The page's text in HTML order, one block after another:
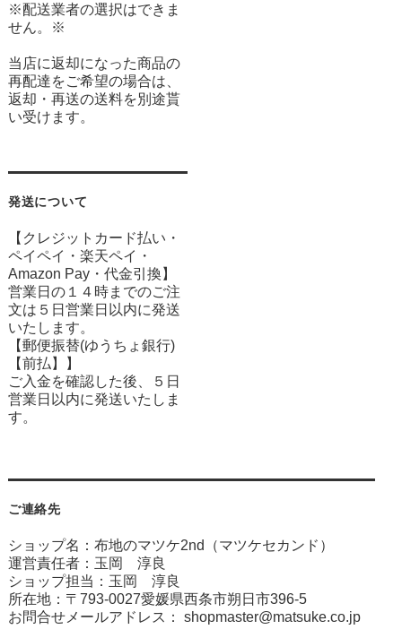
※配送業者の選択はできま
せん。※
当店に返却になった商品の
再配達をご希望の場合は、
返却・再送の送料を別途貰
い受けます。
発送について
【クレジットカード払い・
ペイペイ・楽天ペイ・
Amazon Pay・ 代金引換】
営業日の１４時までのご注
文は５日営業日以内に発送
いたします。
【郵便振替(ゆうちょ銀行)
【前払】】
ご入金を確認した後、５日
営業日以内に発送いたしま
す。
ご連絡先
ショップ名：布地のマツケ2nd（マツケセカンド）
運営責任者：玉岡 淳良
ショップ担当：玉岡 淳良
所在地：〒793-0027愛媛県西条市朔日市396-5
お問合せメールアドレス： shopmaster@matsuke.co.jp